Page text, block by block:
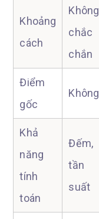
Khoảng
cách
Không
chắc
chắn
Điểm
gốc
Không
Khả
năng
tính
toán
Đếm,
tần
suất